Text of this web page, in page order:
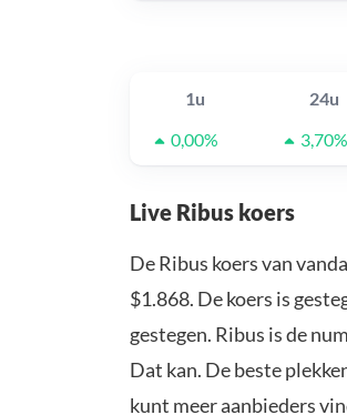
1u 24u
0,00%
3,70%
Live Ribus koers
De Ribus koers van
$1.868. De koers is
gestegen. Ribus is de
Dat kan. De beste
kunt meer aanbieders